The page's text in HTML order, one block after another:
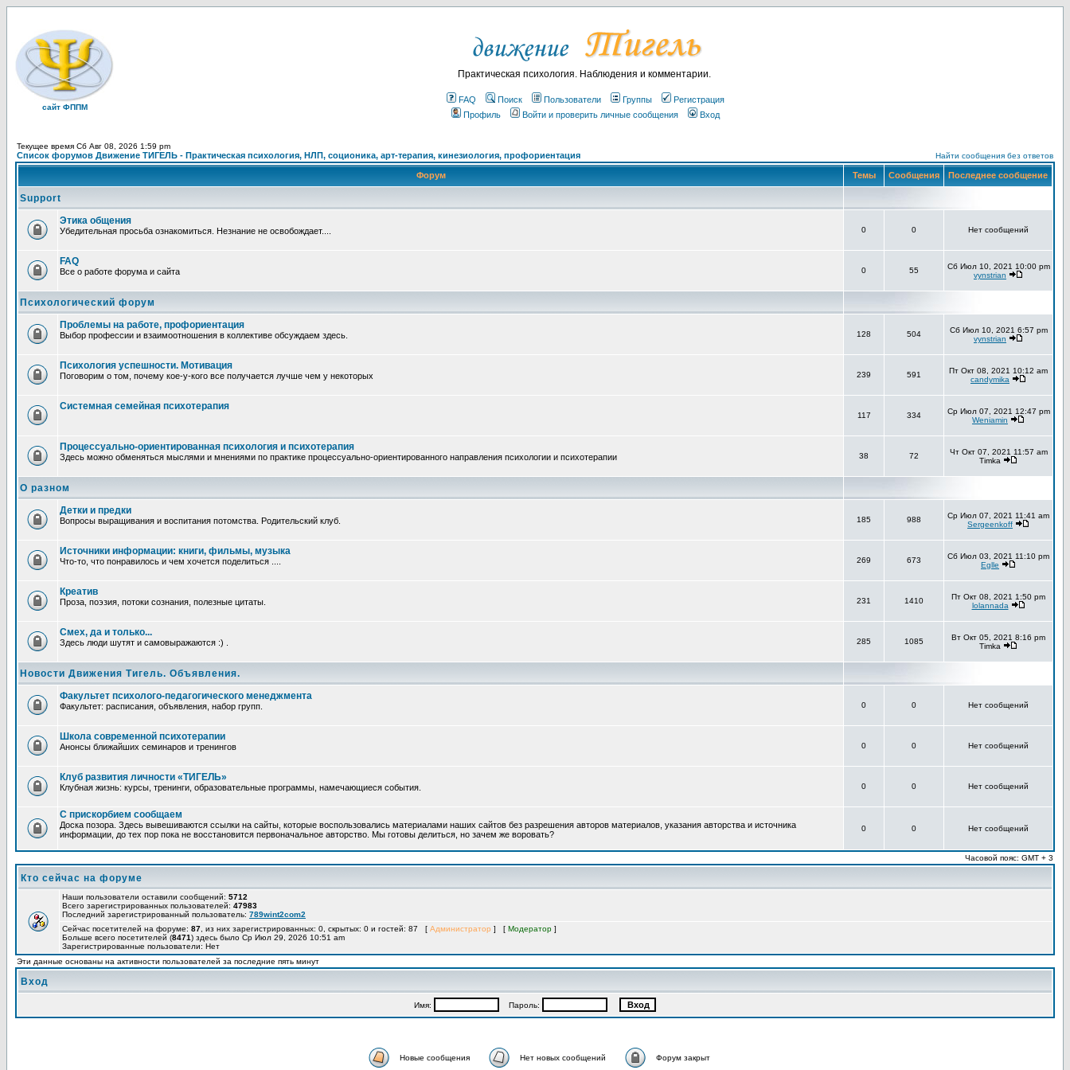
сайт ФППМ
Практическая психология. Наблюдения и комментарии.
FAQ Поиск Пользователи Группы
Регистрация
Профиль
Войти и проверить личные сообщения Вход
Текущее время Сб Авг 08, 2026 1:59 pm
Список форумов Движение ТИГЕЛЬ - Практическая психология, НЛП, соционика, арт-терапия, кинезиология, профориентация Найти сообщения без ответов
Форум Темы Сообщения Последнее сообщение
Support
Этика общения
Убедительная просьба ознакомиться. Незнание не освобождает.... 0 0 Нет сообщений
FAQ
Все о работе форума и сайта 0 55
Сб Июл 10, 2021 10:00 pm
vynstrian
Психологический форум
Проблемы на работе, профориентация
Выбор профессии и взаимоотношения в коллективе обсуждаем здесь. 128 504
Сб Июл 10, 2021 6:57 pm
vynstrian
Психология успешности. Мотивация
Поговорим о том, почему кое-у-кого все получается лучше чем у некоторых 239 591
Пт Окт 08, 2021 10:12 am
candymika
Системная семейная психотерапия
117 334
Ср Июл 07, 2021 12:47 pm
Weniamin
Процессуально-ориентированная психология и психотерапия
Здесь можно обменяться мыслями и мнениями по практике процессуально-ориентированного направления психологии и психотерапии 38 72
Чт Окт 07, 2021 11:57 am
Timka
О разном
Детки и предки
Вопросы выращивания и воспитания потомства. Родительский клуб. 185 988
Ср Июл 07, 2021 11:41 am
Sergeenkoff
Источники информации: книги, фильмы, музыка
Что-то, что понравилось и чем хочется поделиться .... 269 673
Сб Июл 03, 2021 11:10 pm
Eglle
Креатив
Проза, поэзия, потоки сознания, полезные цитаты. 231 1410
Пт Окт 08, 2021 1:50 pm
lolannada
Смех, да и только...
Здесь люди шутят и самовыражаются :) . 285 1085
Вт Окт 05, 2021 8:16 pm
Timka
Новости Движения Тигель. Объявления.
Факультет психолого-педагогического менеджмента
Факультет: расписания, объявления, набор групп. 0 0 Нет сообщений
Школа современной психотерапии
Анонсы ближайших семинаров и тренингов 0 0 Нет сообщений
Клуб развития личности «ТИГЕЛЬ»
Клубная жизнь: курсы, тренинги, образовательные программы, намечающиеся события. 0 0 Нет сообщений
С прискорбием сообщаем
Доска позора. Здесь вывешиваются ссылки на сайты, которые воспользовались материалами наших сайтов без разрешения авторов материалов, указания авторства и источника
информации, до тех пор пока не восстановится первоначальное авторство. Мы готовы делиться, но зачем же воровать?
0 0 Нет сообщений
Часовой пояс: GMT + 3
Кто сейчас на форуме
Наши пользователи оставили сообщений: 5712
Всего зарегистрированных пользователей: 47983
Последний зарегистрированный пользователь: 789wint2com2
Сейчас посетителей на форуме: 87 , из них зарегистрированных: 0, скрытых: 0 и гостей: 87 [ Администратор ] [ Модератор ]
Больше всего посетителей (8471) здесь было Ср Июл 29, 2026 10:51 am
Зарегистрированные пользователи: Нет
Эти данные основаны на активности пользователей за последние пять минут
Вход
Имя: Пароль:
Новые сообщения Нет новых сообщений Форум закрыт